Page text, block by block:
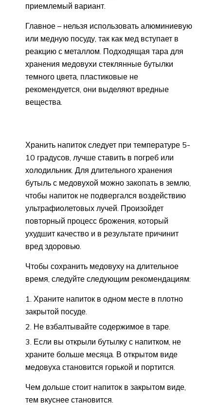
приемлемый вариант.
Главное – нельзя использовать алюминиевую
или медную посуду, так как мед вступает в
реакцию с металлом. Подходящая тара для
хранения медовухи стеклянные бутылки
темного цвета, пластиковые не
рекомендуется, они выделяют вредные
вещества.
Хранить напиток следует при температуре 5-
10 градусов, лучше ставить в погреб или
холодильник. Для длительного хранения
бутыль с медовухой можно закопать в землю,
чтобы напиток не подвергался воздействию
ультрафиолетовых лучей. Произойдет
повторный процесс брожения, который
ухудшит качество и в результате причинит
вред здоровью.
Чтобы сохранить медовуху на длительное
время, следуйте следующим рекомендациям:
Храните напиток в одном месте в плотно
закрытой посуде.
Не взбалтывайте содержимое в таре.
Если вы открыли бутылку с напитком, не
храните больше месяца. В открытом виде
медовуха становится горькой и портится.
Чем дольше стоит напиток в закрытом виде,
тем вкуснее становится.